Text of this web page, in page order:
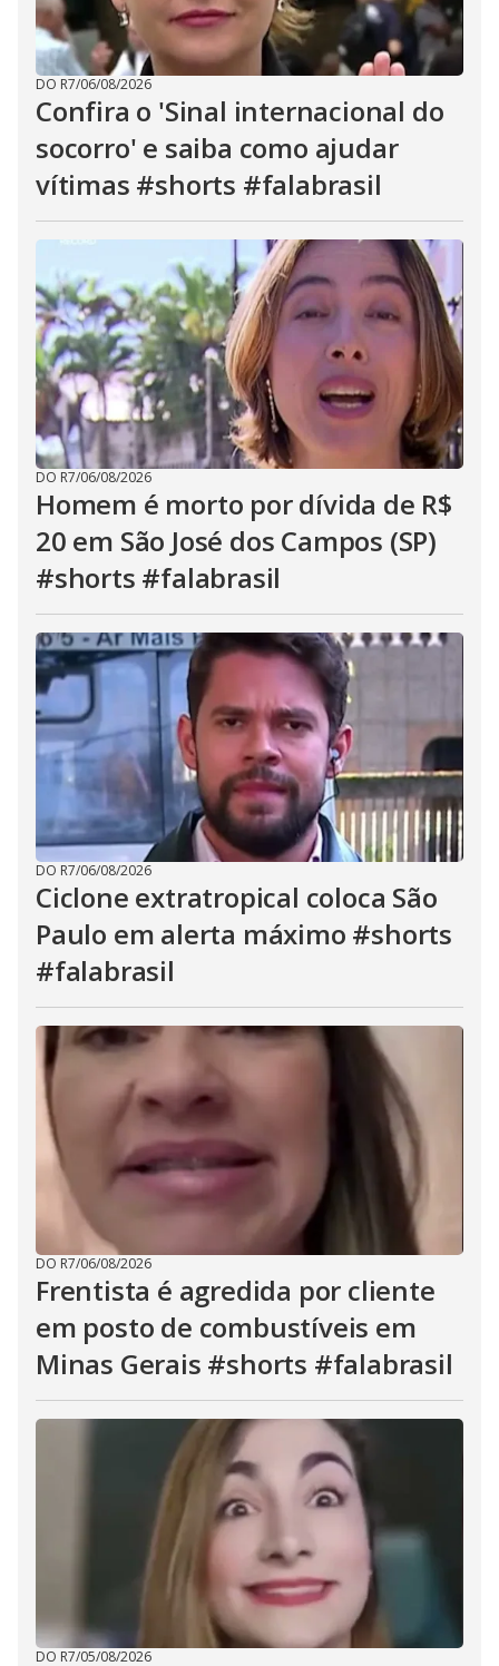
DO R7/06/08/2026
Confira o 'Sinal internacional do
socorro' e saiba como ajudar
vítimas #shorts #falabrasil
DO R7/06/08/2026
Homem é morto por dívida de R$
20 em São José dos Campos (SP)
#shorts #falabrasil
DO R7/06/08/2026
Ciclone extratropical coloca São
Paulo em alerta máximo #shorts
#falabrasil
DO R7/06/08/2026
Frentista é agredida por cliente
em posto de combustíveis em
Minas Gerais #shorts #falabrasil
DO R7/05/08/2026